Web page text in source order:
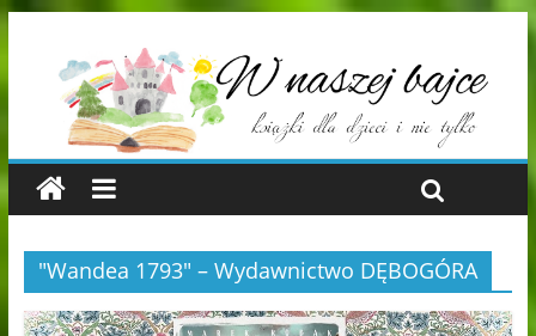
"Wandea 1793" – Wydawnictwo DĘBOGÓRA